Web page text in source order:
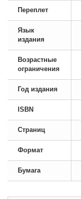
Переплет
Язык
издания
Возрастные
ограничения
Год издания
ISBN
Страниц
Формат
Бумага